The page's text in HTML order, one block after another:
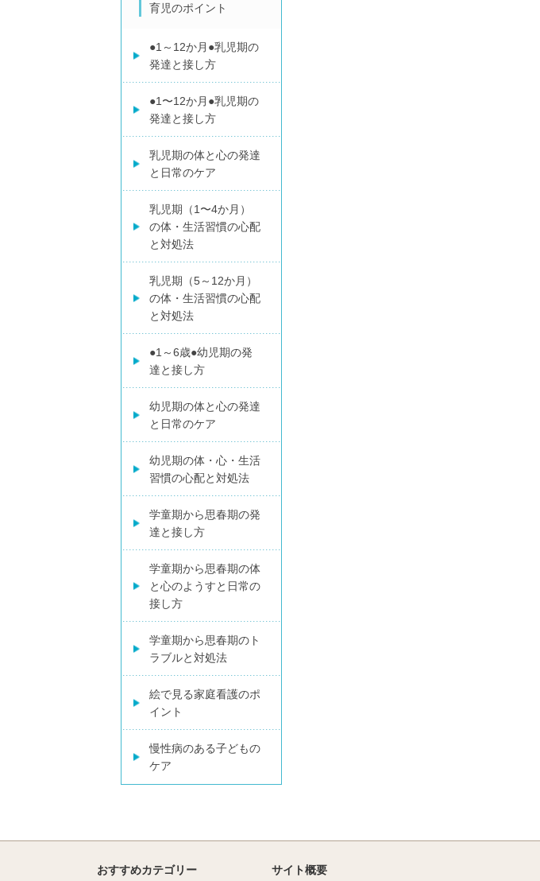
育児のポイント
●1～12か月●乳児期の
発達と接し方
●1〜12か月●乳児期の
発達と接し方
乳児期の体と心の発達
と日常のケア
乳児期（1〜4か月）
の体・生活習慣の心配
と対処法
乳児期（5～12か月）
の体・生活習慣の心配
と対処法
●1～6歳●幼児期の発
達と接し方
幼児期の体と心の発達
と日常のケア
幼児期の体・心・生活
習慣の心配と対処法
学童期から思春期の発
達と接し方
学童期から思春期の体
と心のようすと日常の
接し方
学童期から思春期のト
ラブルと対処法
絵で見る家庭看護のポ
イント
慢性病のある子どもの
ケア
おすすめカテゴリー サイト概要